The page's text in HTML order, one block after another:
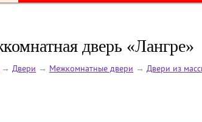
дверь «Лангре»
→ Двери → Межкомнатные двери → Двери из